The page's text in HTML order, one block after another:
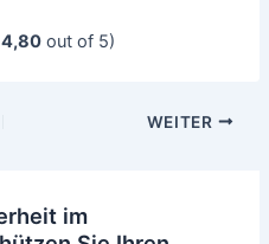
4,80 out of 5)
WEITER
im